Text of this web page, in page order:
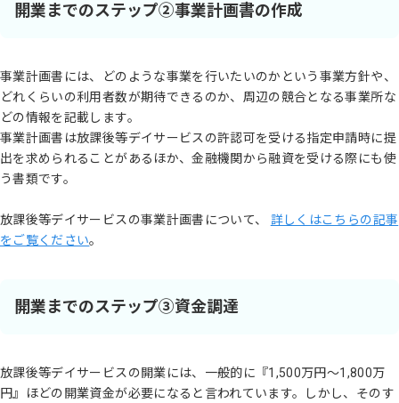
開業までのステップ②事業計画書の作成
事業計画書には、どのような事業を行いたいのかという事業方針や、
どれくらいの利用者数が期待できるのか、周辺の競合となる事業所な
どの情報を記載します。
事業計画書は放課後等デイサービスの許認可を受ける指定申請時に提
出を求められることがあるほか、金融機関から融資を受ける際にも使
う書類です。
放課後等デイサービスの事業計画書について、 詳しくはこちらの記事
をご覧ください。
開業までのステップ③資金調達
放課後等デイサービスの開業には、一般的に『1,500万円〜1,800万
円』ほどの開業資金が必要になると言われています。しかし、そのす